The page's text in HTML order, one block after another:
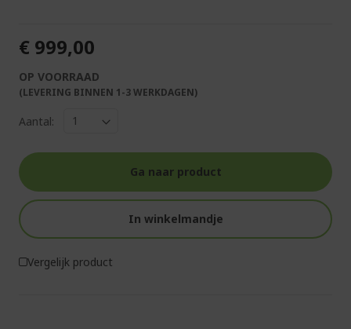
€ 999,00
OP VOORRAAD
(LEVERING BINNEN 1-3 WERKDAGEN)
Aantal:
Ga naar product
In winkelmandje
Vergelijk product